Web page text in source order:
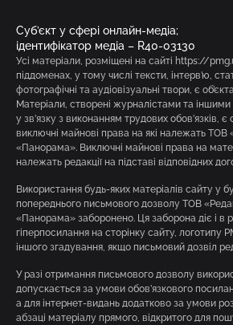
Суб’єкт у сфері онлайн-медіа;
ідентифікатор медіа – R40-03130
Усі матеріали, розміщені на сайті https://
піддоменах, у тому числі тексти, інтерв’ю,
фотографічні та аудіовізуальні твори, є
Матеріали, створені журналістами та іншими
у зв’язку з виконанням трудових обов’язків,
виключні майнові права на які належать ТОВ
«Панорама». Виключні майнові права на
належать редакції на підставі відповідних
Використання будь-яких матеріалів сайту у
попереднього письмового дозволу ТОВ
«Панорама» заборонено. Ця заборона діє і в
гіперпосилання на сторінку сайту, логотипу
іншого згадування, якщо письмовий дозвіл
У разі отримання письмового дозволу
допускається за умови обов’язкового
а для інтернет-видань додатково за умови
абзаці матеріалу прямого, відкритого для